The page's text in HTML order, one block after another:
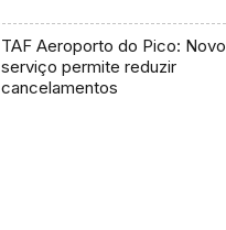
TAF Aeroporto do Pico: Novo
serviço permite reduzir
cancelamentos